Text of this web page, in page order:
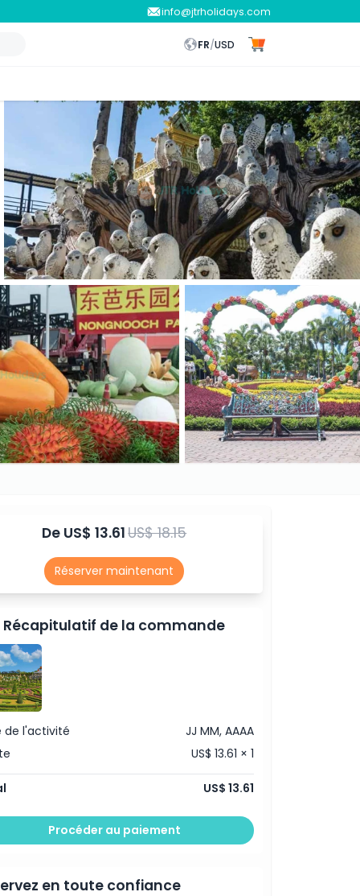
info@jtrholidays.com
FR/USD
De US$ 13.61US$ 18.15
Réserver maintenant
Récapitulatif de la commande
de l'activité
JJ MM, AAAA
US$ 13.61 × 1
US$ 13.61
Procéder au paiement
en toute confiance